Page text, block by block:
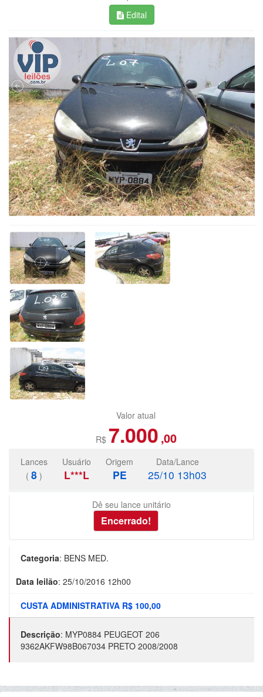
Edital
Valor atual
R$ 7.000 ,00
Lances
( 8 )
Usuário
L***L
Origem
PE
Data/Lance
25/10 13h03
Dê seu lance unitário
Categoria: BENS MED.
Data leilão: 25/10/2016 12h00
CUSTA ADMINISTRATIVA R$ 100,00
Descrição: MYP0884 PEUGEOT 206
9362AKFW98B067034 PRETO 2008/2008